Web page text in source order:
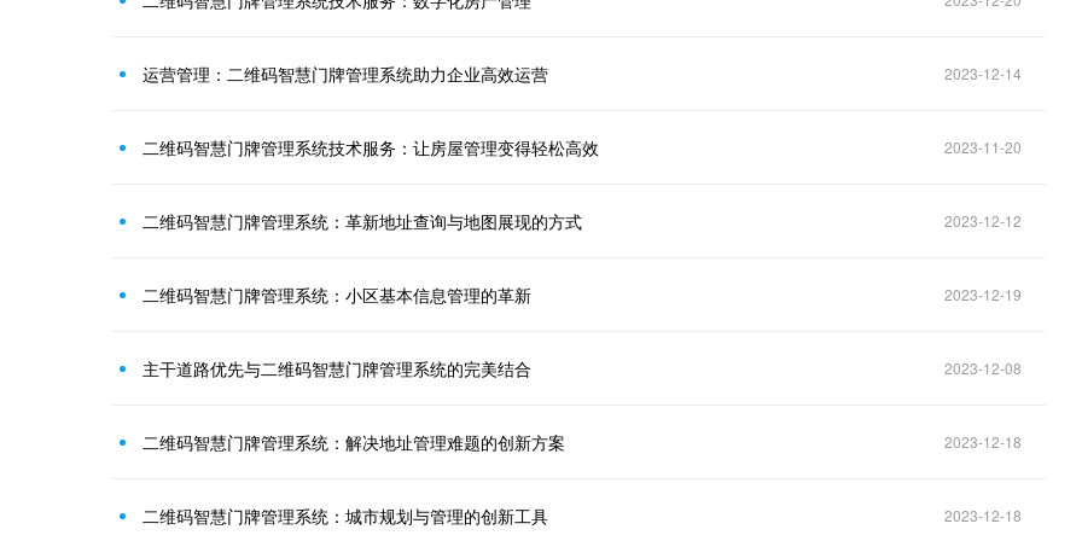
运营管理：二维码智慧门牌管理系统助力企业高效运营 2023-12-14
二维码智慧门牌管理系统技术服务：让房屋管理变得轻松高效 2023-11-20
二维码智慧门牌管理系统：革新地址查询与地图展现的方式 2023-12-12
二维码智慧门牌管理系统：小区基本信息管理的革新 2023-12-19
主干道路优先与二维码智慧门牌管理系统的完美结合 2023-12-08
二维码智慧门牌管理系统：解决地址管理难题的创新方案 2023-12-18
二维码智慧门牌管理系统：城市规划与管理的创新工具 2023-12-18